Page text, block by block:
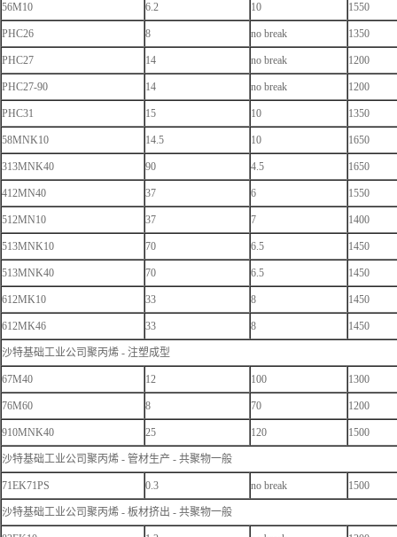
56M10 6.2 10 1550
PHC26 8 no break 1350
PHC27 14 no break 1200
PHC27-90 14 no break 1200
PHC31 15 10 1350
58MNK10 14.5 10 1650
313MNK40 90 4.5 1650
412MN40 37 6 1550
512MN10 37 7 1400
513MNK10 70 6.5 1450
513MNK40 70 6.5 1450
612MK10 33 8 1450
612MK46 33 8 1450
沙特基础工业公司聚丙烯 - 注塑成型
67M40 12 100 1300
76M60 8 70 1200
910MNK40 25 120 1500
沙特基础工业公司聚丙烯 - 管材生产 - 共聚物一般
71EK71PS 0.3 no break 1500
沙特基础工业公司聚丙烯 - 板材挤出 - 共聚物一般